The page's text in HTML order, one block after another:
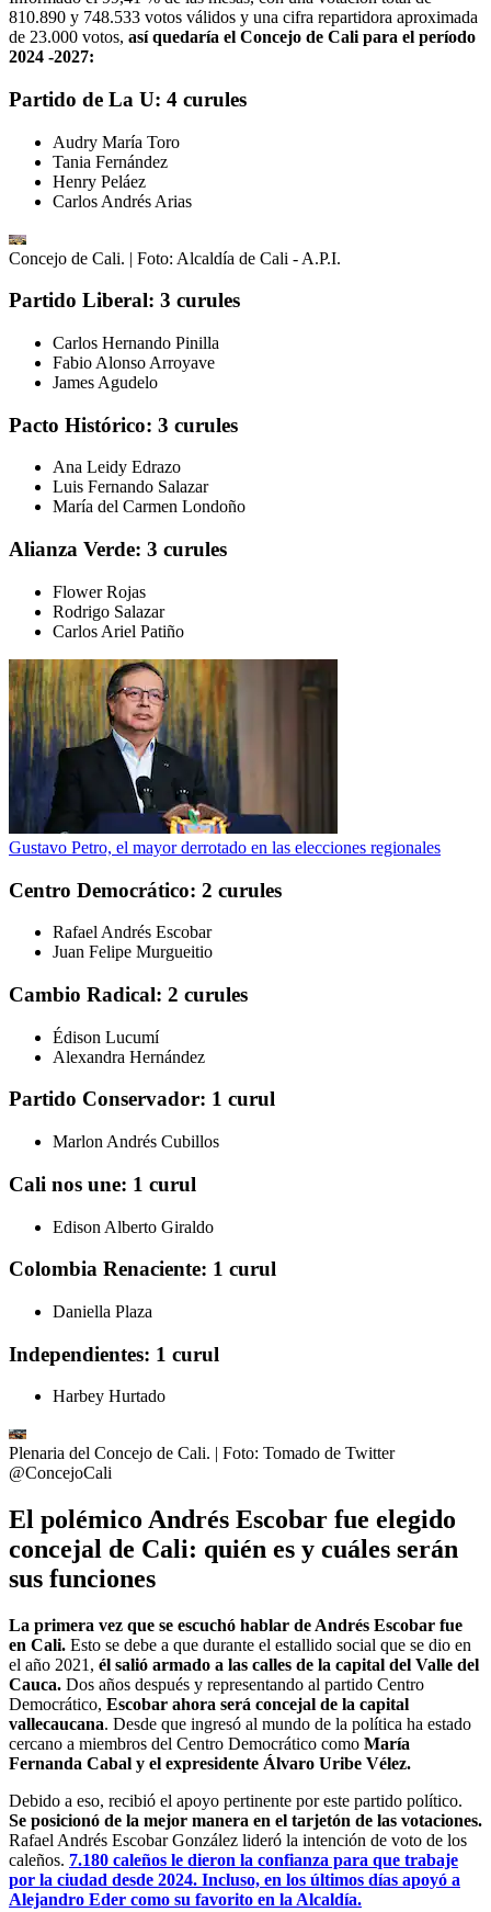
810.890 y 748.533 votos válidos y una cifra repartidora aproximada
de 23.000 votos, así quedaría el Concejo de Cali para el período
2024 -2027:
Partido de La U: 4 curules
Audry María Toro
Tania Fernández
Henry Peláez
Carlos Andrés Arias
Concejo de Cali. | Foto: Alcaldía de Cali - A.P.I.
Partido Liberal: 3 curules
Carlos Hernando Pinilla
Fabio Alonso Arroyave
James Agudelo
Pacto Histórico: 3 curules
Ana Leidy Edrazo
Luis Fernando Salazar
María del Carmen Londoño
Alianza Verde: 3 curules
Flower Rojas
Rodrigo Salazar
Carlos Ariel Patiño
Gustavo Petro, el mayor derrotado en las elecciones regionales
Centro Democrático: 2 curules
Rafael Andrés Escobar
Juan Felipe Murgueitio
Cambio Radical: 2 curules
Édison Lucumí
Alexandra Hernández
Partido Conservador: 1 curul
Marlon Andrés Cubillos
Cali nos une: 1 curul
Edison Alberto Giraldo
Colombia Renaciente: 1 curul
Daniella Plaza
Independientes: 1 curul
Harbey Hurtado
Plenaria del Concejo de Cali. | Foto: Tomado de Twitter
@ConcejoCali
El polémico Andrés Escobar fue elegido
concejal de Cali: quién es y cuáles serán
sus funciones
La primera vez que se escuchó hablar de Andrés Escobar fue
en Cali. Esto se debe a que durante el estallido social que se dio en
el año 2021, él salió armado a las calles de la capital del Valle del
Cauca. Dos años después y representando al partido Centro
Democrático, Escobar ahora será concejal de la capital
vallecaucana. Desde que ingresó al mundo de la política ha estado
cercano a miembros del Centro Democrático como María
Fernanda Cabal y el expresidente Álvaro Uribe Vélez.
Debido a eso, recibió el apoyo pertinente por este partido político.
Se posicionó de la mejor manera en el tarjetón de las votaciones.
Rafael Andrés Escobar González lideró la intención de voto de los
caleños. 7.180 caleños le dieron la confianza para que trabaje
por la ciudad desde 2024. Incluso, en los últimos días apoyó a
Alejandro Eder como su favorito en la Alcaldía.